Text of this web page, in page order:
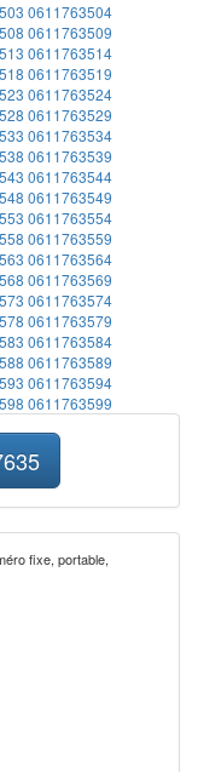
0611763504
0611763509
0611763514
0611763519
0611763524
0611763529
0611763534
0611763539
0611763544
0611763549
0611763554
0611763559
0611763564
0611763569
0611763574
0611763579
0611763584
0611763589
0611763594
0611763599
fixe, portable,